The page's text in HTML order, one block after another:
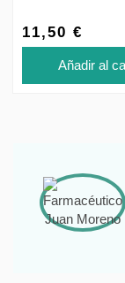
11,50 €
Añadir al